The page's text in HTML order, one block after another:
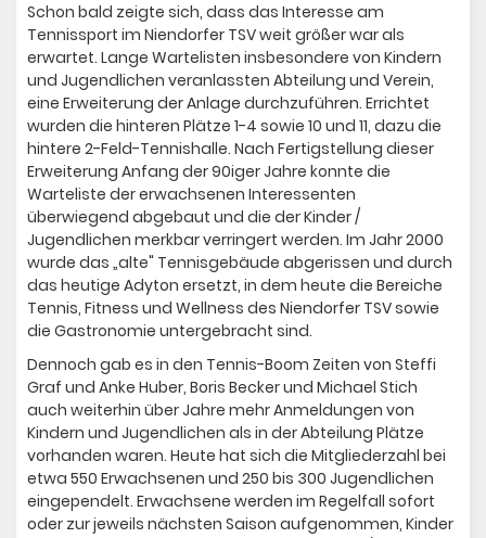
Schon bald zeigte sich, dass das Interesse am
Tennissport im Niendorfer TSV weit größer war als
erwartet. Lange Wartelisten insbesondere von Kindern
und Jugendlichen veranlassten Abteilung und Verein,
eine Erweiterung der Anlage durchzuführen. Errichtet
wurden die hinteren Plätze 1-4 sowie 10 und 11, dazu die
hintere 2-Feld-Tennishalle. Nach Fertigstellung dieser
Erweiterung Anfang der 90iger Jahre konnte die
Warteliste der erwachsenen Interessenten
überwiegend abgebaut und die der Kinder /
Jugendlichen merkbar verringert werden. Im Jahr 2000
wurde das „alte" Tennisgebäude abgerissen und durch
das heutige Adyton ersetzt, in dem heute die Bereiche
Tennis, Fitness und Wellness des Niendorfer TSV sowie
die Gastronomie untergebracht sind.
Dennoch gab es in den Tennis-Boom Zeiten von Steffi
Graf und Anke Huber, Boris Becker und Michael Stich
auch weiterhin über Jahre mehr Anmeldungen von
Kindern und Jugendlichen als in der Abteilung Plätze
vorhanden waren. Heute hat sich die Mitgliederzahl bei
etwa 550 Erwachsenen und 250 bis 300 Jugendlichen
eingependelt. Erwachsene werden im Regelfall sofort
oder zur jeweils nächsten Saison aufgenommen, Kinder